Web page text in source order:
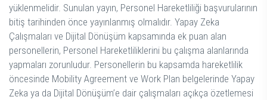
yüklenmelidir. Sunulan yayın, Personel Hareketliliği başvurularının
bitiş tarihinden önce yayınlanmış olmalıdır. Yapay Zeka
Çalışmaları ve Dijital Dönüşüm kapsamında ek puan alan
personellerin, Personel Hareketliliklerini bu çalışma alanlarında
yapmaları zorunludur. Personellerin bu kapsamda hareketlilik
öncesinde Mobility Agreement ve Work Plan belgelerinde Yapay
Zeka ya da Dijital Dönüşüm’e dair çalışmaları açıkça özetlemesi